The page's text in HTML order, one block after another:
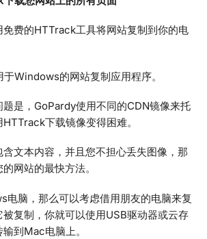
费的HTTrack工具将网站复制到你的电
Windows的网站复制应用程序。
是，GoPardy使用不同的CDN镜像来托
下载镜像变得困难。
文本内容，并且您不担心丢失图像，那
网站的最快方法。
电脑，那么可以考虑借用朋友的电脑来复
复制，你就可以使用USB驱动器或云存
到Mac电脑上。